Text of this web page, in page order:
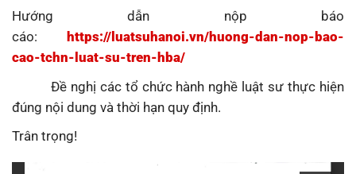
Hướng dẫn nộp báo
cáo:
https://luatsuhanoi.vn/huong-dan-nop-bao-
cao-tchn-luat-su-tren-hba/
Đề nghị các tổ chức hành nghề luật sư thực hiện
đúng nội dung và thời hạn quy định.
Trân trọng!